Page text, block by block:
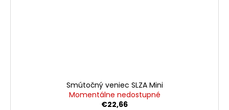
Smútočný veniec SLZA Mini
Momentálne nedostupné
€22,66